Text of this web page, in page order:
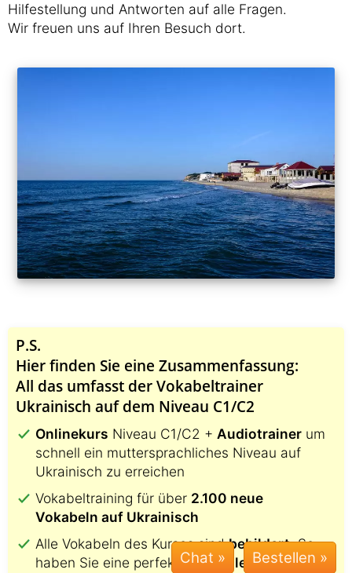
Hilfestellung und Antworten auf alle Fragen.
Wir freuen uns auf Ihren Besuch dort.
P.S.
Hier finden Sie eine Zusammenfassung:
All das umfasst der Vokabeltrainer
Ukrainisch auf dem Niveau C1/C2
Onlinekurs Niveau C1/C2 + Audiotrainer um
schnell ein muttersprachliches Niveau auf
Ukrainisch zu erreichen
Vokabeltraining für über 2.100 neue
Vokabeln auf Ukrainisch
Alle Vokabeln des Kurses sindbebildert. So
haben Sie eine perfekte,visuelle Lernhilfe.
Chat »